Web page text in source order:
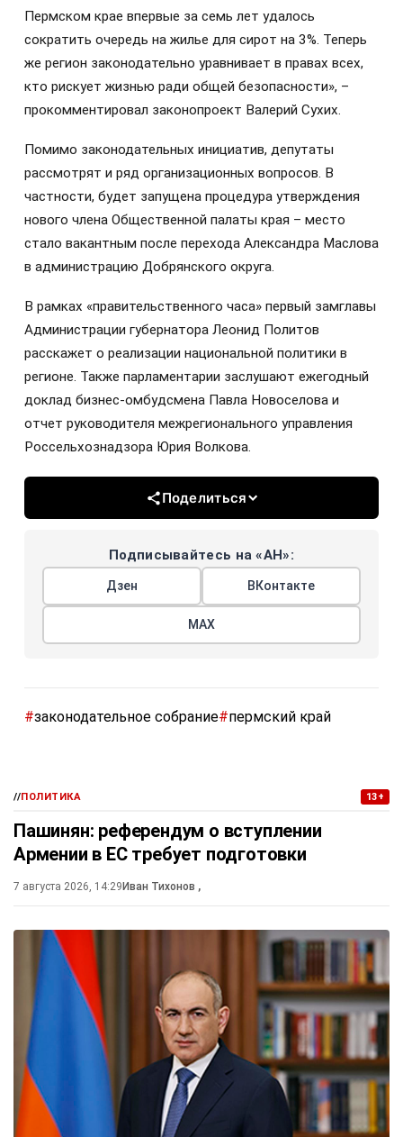
Пермском крае впервые за семь лет удалось
сократить очередь на жилье для сирот на 3%. Теперь
же регион законодательно уравнивает в правах всех,
кто рискует жизнью ради общей безопасности», –
прокомментировал законопроект Валерий Сухих.
Помимо законодательных инициатив, депутаты
рассмотрят и ряд организационных вопросов. В
частности, будет запущена процедура утверждения
нового члена Общественной палаты края – место
стало вакантным после перехода Александра Маслова
в администрацию Добрянского округа.
В рамках «правительственного часа» первый замглавы
Администрации губернатора Леонид Политов
расскажет о реализации национальной политики в
регионе. Также парламентарии заслушают ежегодный
доклад бизнес-омбудсмена Павла Новоселова и
отчет руководителя межрегионального управления
Россельхознадзора Юрия Волкова.
Поделиться
Подписывайтесь на «АН»:
Дзен ВКонтакте
МАХ
#законодательное собрание#пермский край
//ПОЛИТИКА 13+
Пашинян: референдум о вступлении
Армении в ЕС требует подготовки
7 августа 2026, 14:29 Иван Тихонов ,